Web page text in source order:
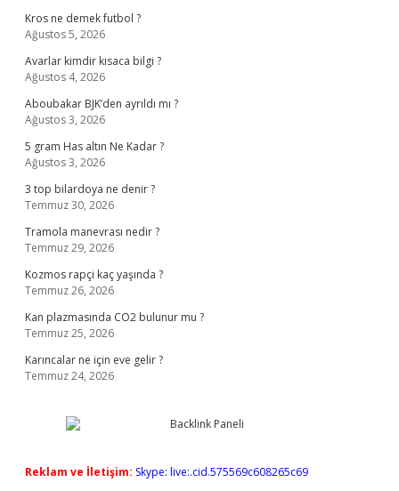
Kros ne demek futbol ?
Ağustos 5, 2026
Avarlar kimdir kısaca bilgi ?
Ağustos 4, 2026
Aboubakar BJK’den ayrıldı mı ?
Ağustos 3, 2026
5 gram Has altın Ne Kadar ?
Ağustos 3, 2026
3 top bilardoya ne denir ?
Temmuz 30, 2026
Tramola manevrası nedir ?
Temmuz 29, 2026
Kozmos rapçi kaç yaşında ?
Temmuz 26, 2026
Kan plazmasında CO2 bulunur mu ?
Temmuz 25, 2026
Karıncalar ne için eve gelir ?
Temmuz 24, 2026
Reklam ve İletişim: Skype: live:.cid.575569c608265c69